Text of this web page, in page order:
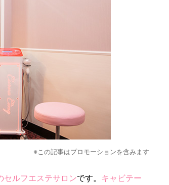
※この記事はプロモーションを含みます
ルフエステサロンです。 キャビテー